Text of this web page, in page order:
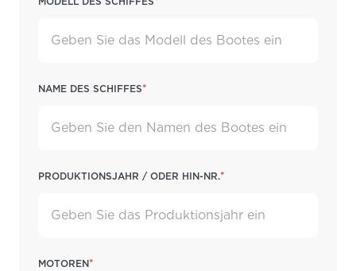
S62
V65
Name des Schiffes*
Produktionsjahr / oder HIN-Nr.*
Motoren*